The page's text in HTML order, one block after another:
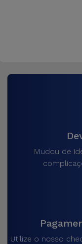
Mudou de
Utilize o nosso